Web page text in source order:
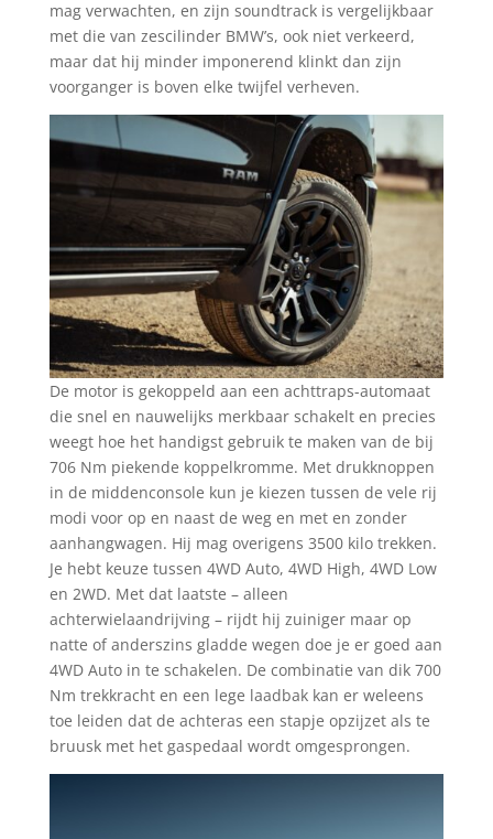
mag verwachten, en zijn soundtrack is vergelijkbaar
met die van zescilinder BMW’s, ook niet verkeerd,
maar dat hij minder imponerend klinkt dan zijn
voorganger is boven elke twijfel verheven.
De motor is gekoppeld aan een achttraps-automaat
die snel en nauwelijks merkbaar schakelt en precies
weegt hoe het handigst gebruik te maken van de bij
706 Nm piekende koppelkromme. Met drukknoppen
in de middenconsole kun je kiezen tussen de vele rij
modi voor op en naast de weg en met en zonder
aanhangwagen. Hij mag overigens 3500 kilo trekken.
Je hebt keuze tussen 4WD Auto, 4WD High, 4WD Low
en 2WD. Met dat laatste – alleen
achterwielaandrijving – rijdt hij zuiniger maar op
natte of anderszins gladde wegen doe je er goed aan
4WD Auto in te schakelen. De combinatie van dik 700
Nm trekkracht en een lege laadbak kan er weleens
toe leiden dat de achteras een stapje opzijzet als te
bruusk met het gaspedaal wordt omgesprongen.